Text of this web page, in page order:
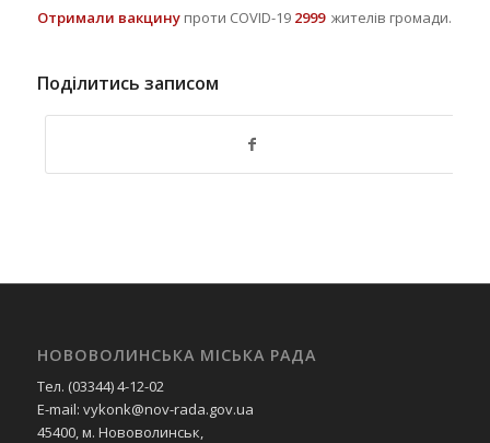
Отримали вакцинупроти COVID-19 2999 жителів громади.
Поділитись записом
НОВОВОЛИНСЬКА МІСЬКА РАДА
Тел. (03344) 4-12-02
E-mail: vykonk@nov-rada.gov.ua
45400, м. Нововолинськ,